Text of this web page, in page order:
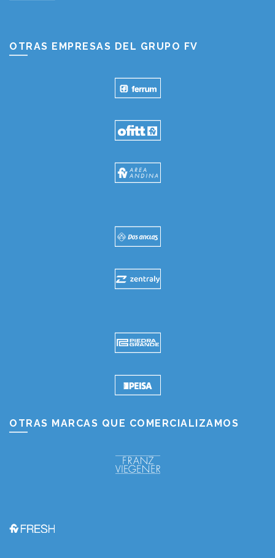
OTRAS EMPRESAS DEL GRUPO FV
OTRAS MARCAS QUE COMERCIALIZAMOS